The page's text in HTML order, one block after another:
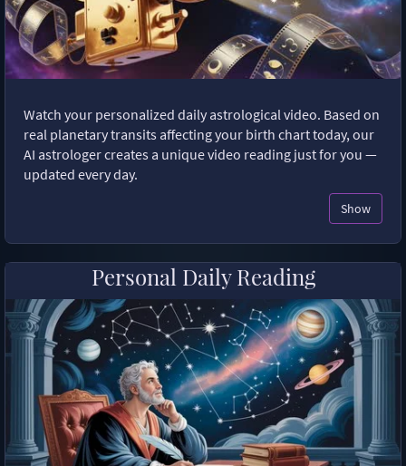
Watch your personalized daily astrological video. Based on
real planetary transits affecting your birth chart today, our
AI astrologer creates a unique video reading just for you —
updated every day.
Show
Personal Daily Reading